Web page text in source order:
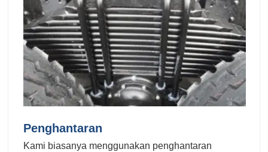
Penghantaran
Kami biasanya menggunakan penghantaran